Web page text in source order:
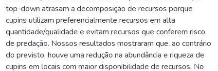
top-down atrasam a decomposição de recursos porque
cupins utilizam preferencialmente recursos em alta
quantidade/qualidade e evitam recursos que conferem risco
de predação. Nossos resultados mostraram que, ao contrário
do previsto, houve uma redução na abundância e riqueza de
cupins em locais com maior disponibilidade de recursos. No